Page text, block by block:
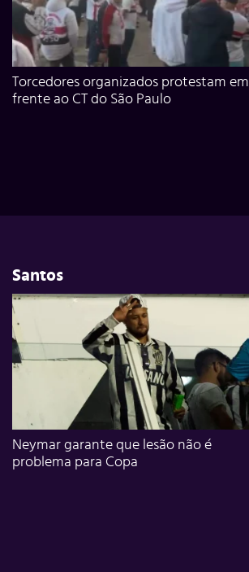
Torcedores organizados protestam em
frente ao CT do São Paulo
Santos
Neymar garante que lesão não é
problema para Copa